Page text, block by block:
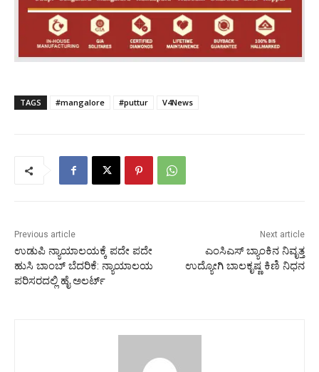
TAGS #mangalore #puttur V4News
Previous article
ಉಡುಪಿ‌ ನ್ಯಾಯಾಲಯಕ್ಕೆ ಪದೇ ಪದೇ
ಹುಸಿ ಬಾಂಬ್ ಬೆದರಿಕೆ: ನ್ಯಾಯಾಲಯ
ಪರಿಸರದಲ್ಲಿ ಹೈ ಅಲರ್ಟ್
Next article
ಎಂಸಿಎಸ್ ಬ್ಯಾಂಕಿನ ನಿವೃತ್ತ
ಉದ್ಯೋಗಿ ಬಾಲಕೃಷ್ಣ ಕಿಣಿ ನಿಧನ